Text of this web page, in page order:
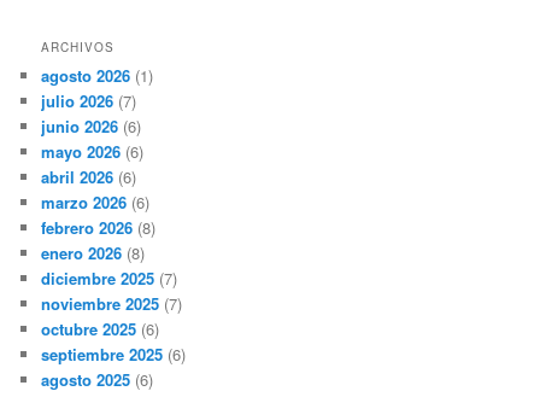
ARCHIVOS
agosto 2026 (1)
julio 2026 (7)
junio 2026 (6)
mayo 2026 (6)
abril 2026 (6)
marzo 2026 (6)
febrero 2026 (8)
enero 2026 (8)
diciembre 2025 (7)
noviembre 2025 (7)
octubre 2025 (6)
septiembre 2025 (6)
agosto 2025 (6)